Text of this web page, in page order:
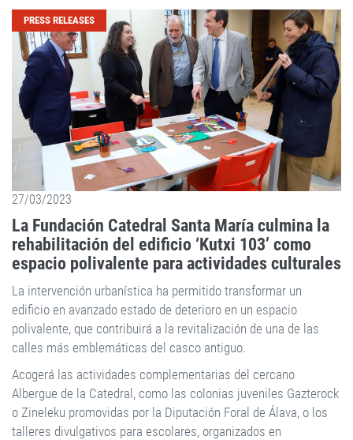
PRESS RELEASES
27/03/2023
La Fundación Catedral Santa María culmina la
rehabilitación del edificio ‘Kutxi 103’ como
espacio polivalente para actividades culturales
La intervención urbanística ha permitido transformar un
edificio en avanzado estado de deterioro en un espacio
polivalente, que contribuirá a la revitalización de una de las
calles más emblemáticas del casco antiguo.
Acogerá las actividades complementarias del cercano
Albergue de la Catedral, como las colonias juveniles Gazterock
o Zineleku promovidas por la Diputación Foral de Álava, o los
talleres divulgativos para escolares, organizados en